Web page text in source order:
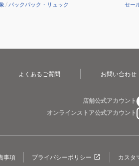
/バックパック・リュック セー
よくあるご質問 お問い合わせ
店舗公式アカウント
オンラインストア公式アカウント
事項 プライバシーポリシー カスタ